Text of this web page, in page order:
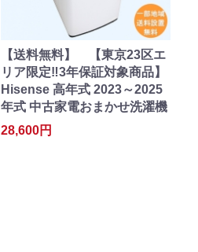
【送料無料】 【東京23区エ
リア限定‼3年保証対象商品】
Hisense 高年式 2023～2025
年式 中古家電おまかせ洗濯機
28,600円